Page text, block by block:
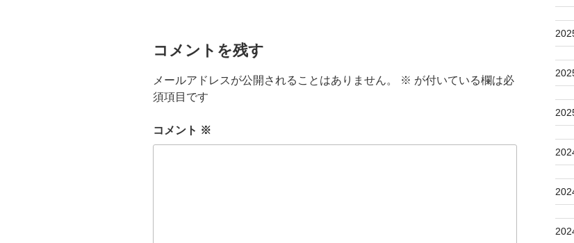
コメントを残す
メールアドレスが公開されることはありません。 ※ が付いている欄は必
須項目です
コメント ※